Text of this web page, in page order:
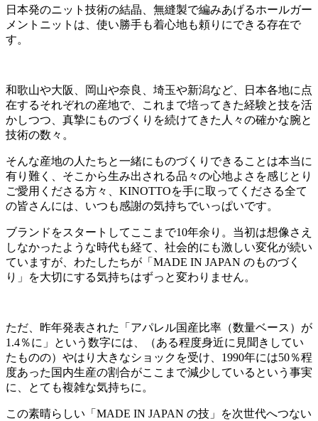
日本発のニット技術の結晶、無縫製で編みあげるホールガー
メントニットは、使い勝手も着心地も頼りにできる存在で
す。
和歌山や大阪、岡山や奈良、埼玉や新潟など、日本各地に点
在するそれぞれの産地で、これまで培ってきた経験と技を活
かしつつ、真摯にものづくりを続けてきた人々の確かな腕と
技術の数々。
そんな産地の人たちと一緒にものづくりできることは本当に
有り難く、そこから生み出される品々の心地よさを感じとり
ご愛用くださる方々、KINOTTOを手に取ってくださる全て
の皆さんには、いつも感謝の気持ちでいっぱいです。
ブランドをスタートしてここまで10年余り。当初は想像さえ
しなかったような時代も経て、社会的にも激しい変化が続い
ていますが、わたしたちが「MADE IN JAPAN のものづく
り」を大切にする気持ちはずっと変わりません。
ただ、昨年発表された「アパレル国産比率（数量ベース）が
1.4％に」という数字には、（ある程度身近に見聞きしてい
たものの）やはり大きなショックを受け、1990年には50％程
度あった国内生産の割合がここまで減少しているという事実
に、とても複雑な気持ちに。
この素晴らしい「MADE IN JAPAN の技」を次世代へつない